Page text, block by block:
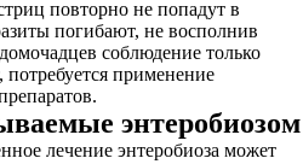
повторно не попадут в
погибают, не восполнив
соблюдение только
применение
энтеробиозом
лечение энтеробиоза может